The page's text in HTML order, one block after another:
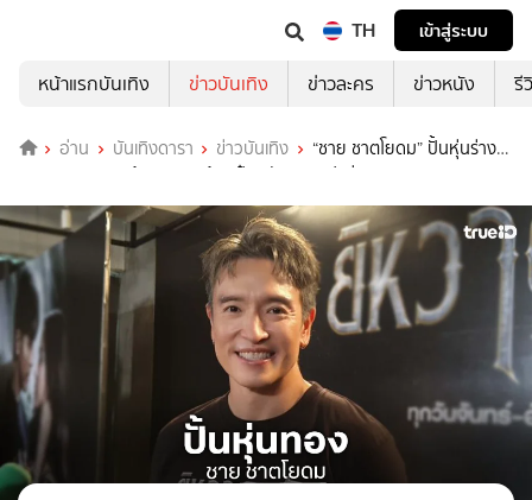
TH
เข้าสู่ระบบ
หน้าแรกบันเทิง
ข่าวบันเทิง ข่าวละคร ข่าวหนัง รี
อ่าน บันเทิงดารา ข่าวบันเทิง
“ชาย ชาตโยดม” ปั้นหุ่นร่าง
ทอง เหตุเจอแขนซ้ายชา ติวเข้ม “ป๋อ ณัฐวุฒิ” ฟิตร่าง